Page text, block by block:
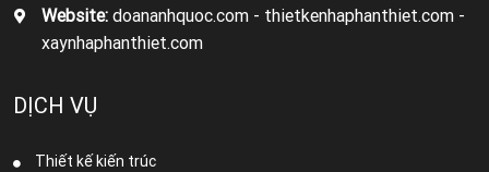
Website: doananhquoc.com - thietkenhaphanthiet.com -
xaynhaphanthiet.com
DỊCH VỤ
Thiết kế kiến trúc